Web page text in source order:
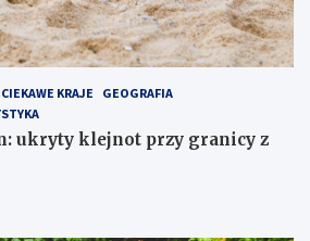
CIEKAWE KRAJE
GEOGRAFIA
ukryty klejnot przy granicy z